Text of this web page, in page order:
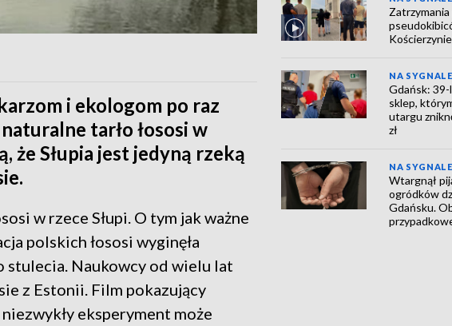
i ekologom po raz
tarło łososi w
że Słupia jest jedyną rzeką
w rzece Słupi. O tym jak ważne
polskich łososi wyginęła
stulecia. Naukowcy od wielu lat
z Estonii. Film pokazujący
eksperyment może
Kościerzynie
NA SYGNALE
Gdańsk: 39-
sklep,
utargu
zł
NA SYGNALE
Wtargnął
ogródków
Gdańsku.